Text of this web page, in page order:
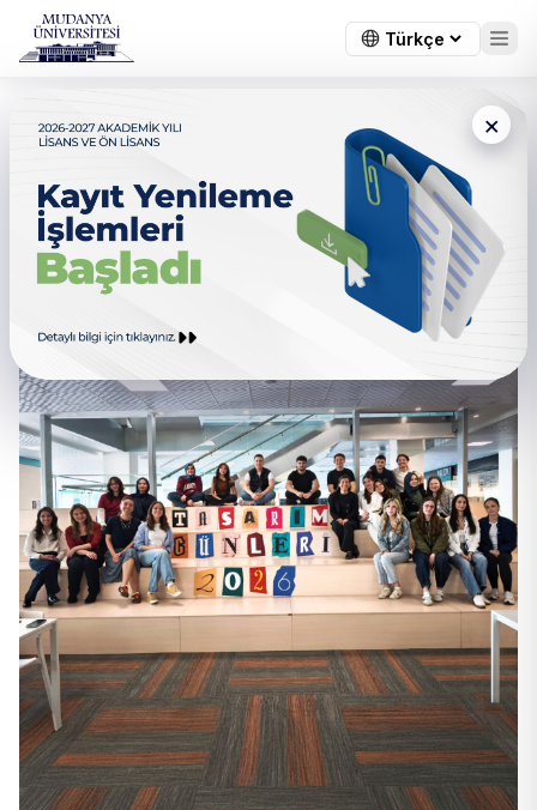
×
Tasarım Günleri’nde Ahşaba
Şekil Verdik